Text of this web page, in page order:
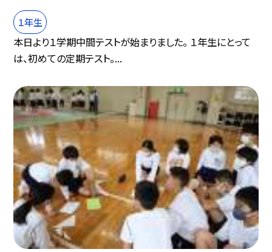
１年生
本日より１学期中間テストが始まりました。 １年生にとって
は、初めての定期テスト。...